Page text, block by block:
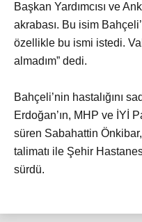
Başkan Yardımcısı ve
akrabası. Bu isim
özellikle bu ismi istedi.
almadım” dedi.
Bahçeli’nin hastalığını
Erdoğan’ın, MHP ve İYİ
süren Sabahattin
talimatı ile Şehir
sürdü.